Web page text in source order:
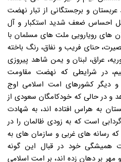
و برجستگانی از تبار نهضت
احساس ضعف شدید استکبار و آل
های رویارویی ملت های مسلمان با
حنای فریب و نفاق، رنگ باخته
عراق، لبنان و یمن شاهد پیروزی
در شرایطی که نهضت مقاومت
دیگر کشورهای امت اسلامی اوج
و در حالی که خودکامگان سعودی از
به هراس افتاده اند، به شهادت
است که به زودی ظالمان را در
رسانه های غربی و سازمان های به
همیشگی خود در قبال این گونه
بر دهان زده اند، بر امت اسلامی